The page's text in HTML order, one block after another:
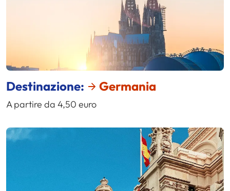
Destinazione: Germania
A partire da 4,50 euro